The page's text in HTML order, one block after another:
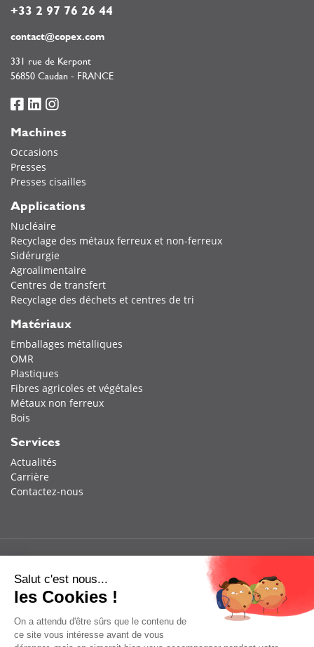
+33 2 97 76 26 44
contact@copex.com
331 rue de Kerpont
56850 Caudan - FRANCE
Machines
Occasions
Presses
Presses cisailles
Applications
Nucléaire
Recyclage des métaux ferreux et non-ferreux
Sidérurgie
Agroalimentaire
Centres de transfert
Recyclage des déchets et centres de tri
Matériaux
Emballages métalliques
OMR
Plastiques
Fibres agricoles et végétales
Métaux non ferreux
Bois
Services
Actualités
Carrière
Contactez-nous
Salut c'est nous...
les Cookies !
On a attendu d'être sûrs que le contenu de
ce site vous intéresse avant de vous